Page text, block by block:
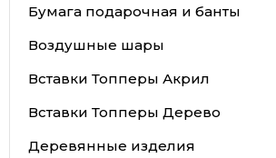
Бумага подарочная и банты
Воздушные шары
Вставки Топперы Акрил
Вставки Топперы Дерево
Деревянные изделия